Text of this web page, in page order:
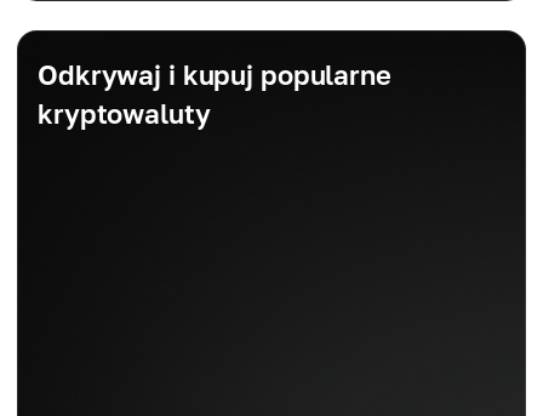
Odkrywaj i kupuj popularne
kryptowaluty